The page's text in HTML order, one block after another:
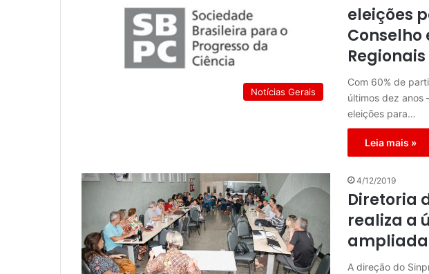
Notícias Gerais
eleições
Conselho
Regionais
Com 60% de
últimos dez anos
eleições para…
Leia mais »
4/12/2019
Diretoria
realiza a
A direção do